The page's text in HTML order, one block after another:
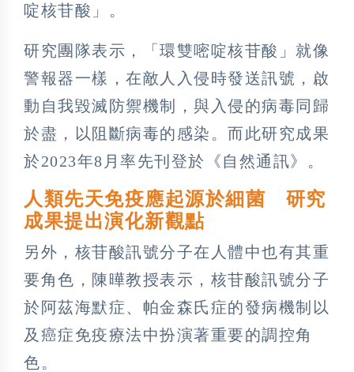
啶核苷酸」。
研究團隊表示，「環雙嘧啶核苷酸」就像
警報器一樣，在敵人入侵時發送訊號，啟
動自我毀滅防禦機制，與入侵的病毒同歸
於盡，以阻斷病毒的感染。而此研究成果
於2023年8月率先刊登於《自然通訊》。
人類先天免疫應起源於細菌 研究
成果提出演化新觀點
另外，核苷酸訊號分子在人體中也有其重
要角色，陳曄教授表示，核苷酸訊號分子
於阿茲海默症、帕金森氏症的發病機制以
及癌症免疫療法中扮演著重要的調控角
色。